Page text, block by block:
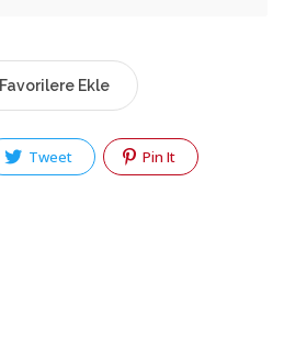
Favorilere Ekle
Tweet Pin It